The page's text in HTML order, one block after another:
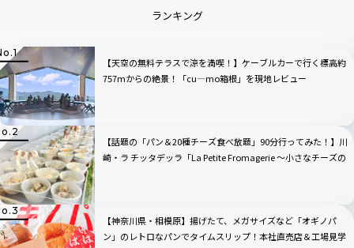
ランキング
【天空の無料テラスで涼を満喫！】ケーブルカーで行く標高約
757mからの絶景！「cu―mo箱根」を現地レビュー
【話題の「パン＆20種チーズ食べ放題」90分行ってみた！】川
崎・ラ チッタデッラ「La Petite Fromagerie 〜小さなチーズの
【神奈川県・相模原】揚げたて、メガサイズなど「オギノパ
ン」のレトロなパンでタイムスリップ！本社直売店＆工場見学